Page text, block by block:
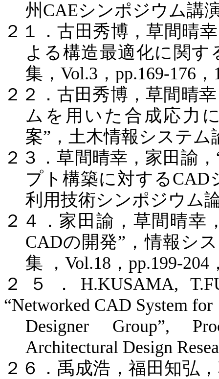
州 CAEシンポジウム講
２１．古田秀博，草間晴
よる構造最適化に関す
集， Vol.3 ， pp.169-176 ，
２２．古田秀博，草間晴
ムを用いた合成応力
案” ，土木情報システム
２３．草間晴幸，家田諭，
プト構築に対するCAD
利用技術シンポジウム
２４．家田諭，草間晴幸
CADの開発” ，情報シ
集
， Vol.18 ， pp.199-204
２５． H.KUSAMA,
“Networked CAD System for
Designer Group”,
Architectural Design
２６．禹成浩，福田知弘